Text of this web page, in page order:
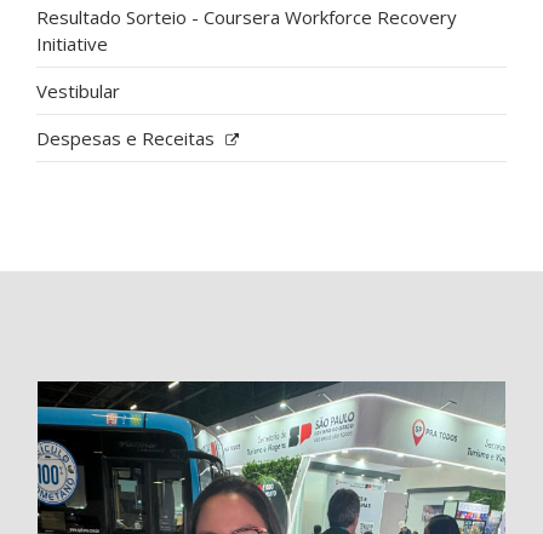
Resultado Sorteio - Coursera Workforce Recovery
Initiative
Vestibular
Despesas e Receitas